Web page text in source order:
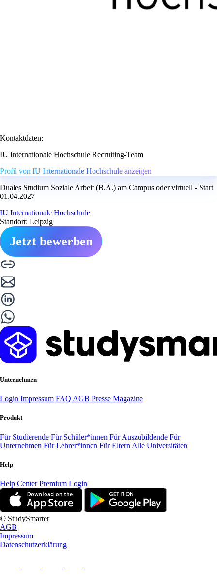
Kontaktdaten:
IU Internationale Hochschule Recruiting-Team
Profil von IU Internationale Hochschule anzeigen
Duales Studium Soziale Arbeit (B.A.) am Campus oder virtuell - Start
01.04.2027
IU Internationale Hochschule
Standort: Leipzig
Jetzt bewerben
Unternehmen
Login Impressum FAQ AGB Presse Magazine
Produkt
Für Studierende Für Schüler*innen Für Auszubildende Für
Unternehmen Für Lehrer*innen Für Eltern Alle Universitäten
Help
Help CenterPremium Login
© StudySmarter
AGB
Impressum
Datenschutzerklärung